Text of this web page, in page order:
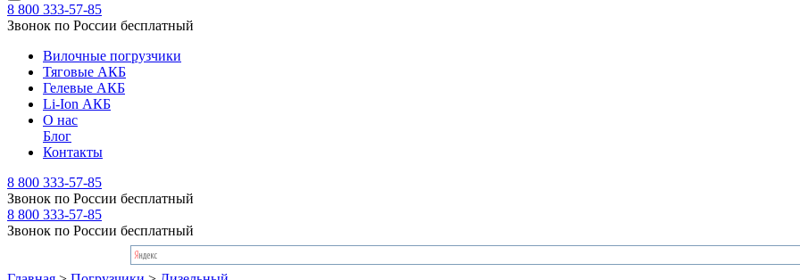
8 800 333-57-85
Звонок по России бесплатный
Вилочные погрузчики
Тяговые АКБ
Гелевые АКБ
Li-Ion АКБ
О нас
Блог
Контакты
8 800 333-57-85
Звонок по России бесплатный
8 800 333-57-85
Звонок по России бесплатный